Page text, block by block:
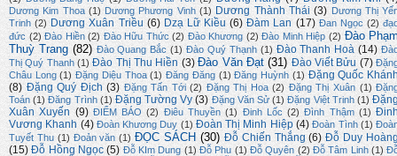
Dương Kim Thoa (1) Dương Phương Vinh (1) Dương Thành Thái (3) Dương Thị
Trinh (2) Dương Xuân Triều (6) Dzạ Lữ Kiều (6) Đàm Lan (17) Đan Ngọc (2)
đức (2) Đào Hiền (2) Đào Hữu Thức (2) Đào Khương (2) Đào Minh Hiệp (2) Đào
Thuỳ Trang (82) Đào Quang Bắc (1) Đào Quý Thạnh (1) Đào Thanh Hoà (14)
Thị Quý Thanh (1) Đào Thị Thu Hiền (3) Đào Văn Đạt (31) Đào Viết Bửu (7)
Châu Long (1) Đặng Diệu Thoa (1) Đăng Đăng (1) Đăng Huỳnh (1) Đặng Quốc
(8) Đặng Quý Địch (3) Đặng Tấn Tới (2) Đặng Thị Hoa (2) Đặng Thị Xuân (1)
Toán (1) Đăng Trình (1) Đặng Tường Vy (3) Đặng Văn Sử (1) Đặng Việt Trinh (1)
Xuân Xuyến (9) ĐIỂM BÁO (2) Điêu Thuyền (1) Đinh Lốc (2) Đình Thậm (1)
Vương Khanh (4) Đoàn Khương Duy (1) Đoàn Thị Minh Hiệp (4) Đoàn Tình (1)
Tuyết Thu (1) Đoản văn (1) ĐỌC SÁCH (30) Đỗ Chiến Thắng (6) Đỗ Duy
(15) Đỗ Hồng Ngọc (5) Đỗ KIm Dung (1) Đỗ Phu (1) Đỗ Quyên (2) Đỗ Tâm Linh (1)